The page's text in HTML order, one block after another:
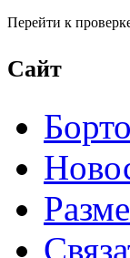
Перейти к
Сайт